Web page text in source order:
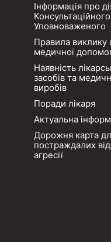
Інформація про
Уповноваженого
Правила виклику
медичної
Наявність
засобів та
виробів
Поради лікаря
Актуальна
Дорожня карта
постраждалих
агресії